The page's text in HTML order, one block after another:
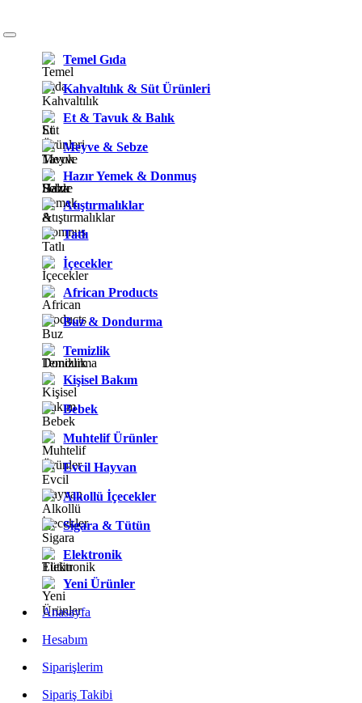
Temel Gıda
Kahvaltılık & Süt Ürünleri
Et & Tavuk & Balık
Meyve & Sebze
Hazır Yemek & Donmuş
Atıştırmalıklar
Tatlı
İçecekler
African Products
Buz & Dondurma
Temizlik
Kişisel Bakım
Bebek
Muhtelif Ürünler
Evcil Hayvan
Alkollü İçecekler
Sigara & Tütün
Elektronik
Yeni Ürünler
Anasayfa
Hesabım
Siparişlerim
Sipariş Takibi